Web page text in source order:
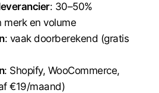
: 30–50%
merk en volume
: vaak doorberekend (gratis
: Shopify, WooCommerce,
€19/maand)